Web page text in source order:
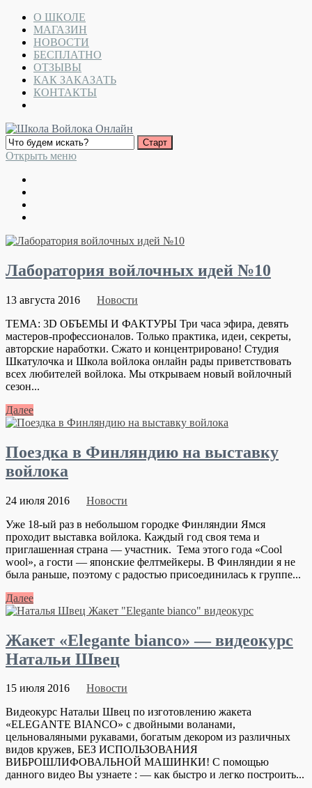
О ШКОЛЕ
МАГАЗИН
НОВОСТИ
БЕСПЛАТНО
ОТЗЫВЫ
КАК ЗАКАЗАТЬ
КОНТАКТЫ
Открыть меню
Лаборатория войлочных идей №10
13 августа 2016
Новости
ТЕМА: 3D ОБЪЕМЫ И ФАКТУРЫ Три часа эфира, девять
мастеров-профессионалов. Только практика, идеи, секреты,
авторские наработки. Сжато и концентрировано! Студия
Шкатулочка и Школа войлока онлайн рады приветствовать
всех любителей войлока. Мы открываем новый войлочный
сезон...
Далее
Поездка в Финляндию на выставку
войлока
24 июля 2016
Новости
Уже 18-ый раз в небольшом городке Финляндии Ямся
проходит выставка войлока. Каждый год своя тема и
приглашенная страна — участник. Тема этого года «Cool
wool», а гости — японские фелтмейкеры. В Финляндии я не
была раньше, поэтому с радостью присоединилась к группе...
Далее
Жакет «Elegante bianco» — видеокурс
Натальи Швец
15 июля 2016
Новости
Видеокурс Натальи Швец по изготовлению жакета
«ELEGANTE BIANCO» с двойными воланами,
цельноваляными рукавами, богатым декором из различных
видов кружев, БЕЗ ИСПОЛЬЗОВАНИЯ
ВИБРОШЛИФОВАЛЬНОЙ МАШИНКИ! С помощью
данного видео Вы узнаете : — как быстро и легко построить...